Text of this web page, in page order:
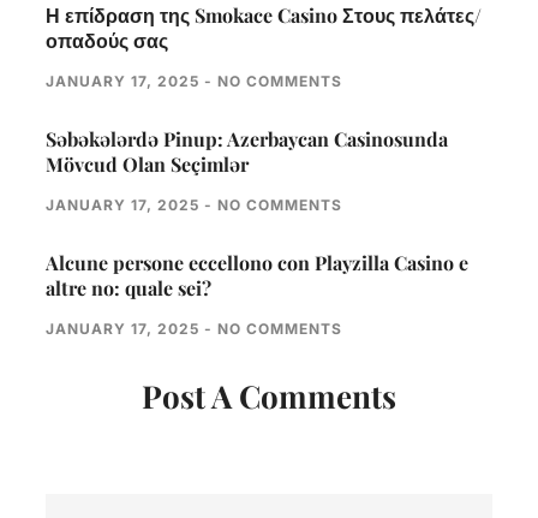
Η επίδραση της Smokace Casino Στους πελάτες/
οπαδούς σας
JANUARY 17, 2025 NO COMMENTS
Səbəkələrdə Pinup: Azerbaycan Casinosunda
Mövcud Olan Seçimlər
JANUARY 17, 2025 NO COMMENTS
Alcune persone eccellono con Playzilla Casino e
altre no: quale sei?
JANUARY 17, 2025 NO COMMENTS
Post A Comments